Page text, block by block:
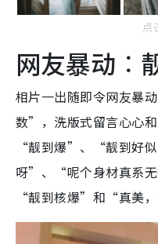
点
网友暴动︰
相片一出随即令网友暴
数”，洗版式留言心心和
“靓到爆”、“靓到好
呀”、“呢个身材真系
“靓到核爆”和“真美，